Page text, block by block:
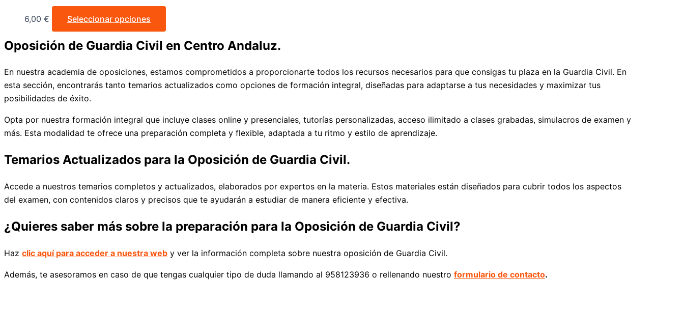
6,00 € Seleccionar opciones
Oposición de Guardia Civil en Centro Andaluz.
En nuestra academia de oposiciones, estamos comprometidos a proporcionarte todos los recursos necesarios para que consigas tu plaza en la Guardia Civil. En
esta sección, encontrarás tanto temarios actualizados como opciones de formación integral, diseñadas para adaptarse a tus necesidades y maximizar tus
posibilidades de éxito.
Opta por nuestra formación integral que incluye clases online y presenciales, tutorías personalizadas, acceso ilimitado a clases grabadas, simulacros de examen y
más. Esta modalidad te ofrece una preparación completa y flexible, adaptada a tu ritmo y estilo de aprendizaje.
Temarios Actualizados para la Oposición de Guardia Civil.
Accede a nuestros temarios completos y actualizados, elaborados por expertos en la materia. Estos materiales están diseñados para cubrir todos los aspectos
del examen, con contenidos claros y precisos que te ayudarán a estudiar de manera eficiente y efectiva.
¿Quieres saber más sobre la preparación para la Oposición de Guardia Civil?
Haz clic aquí para acceder a nuestra web y ver la información completa sobre nuestra oposición de Guardia Civil.
Además, te asesoramos en caso de que tengas cualquier tipo de duda llamando al 958123936 o rellenando nuestro formulario de contacto.